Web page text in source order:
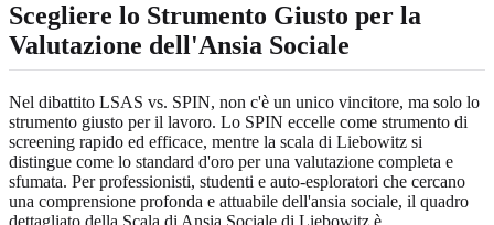
Scegliere lo Strumento Giusto per la
Valutazione dell'Ansia Sociale
Nel dibattito LSAS vs. SPIN, non c'è un unico vincitore, ma solo lo
strumento giusto per il lavoro. Lo SPIN eccelle come strumento di
screening rapido ed efficace, mentre la scala di Liebowitz si
distingue come lo standard d'oro per una valutazione completa e
sfumata. Per professionisti, studenti e auto-esploratori che cercano
una comprensione profonda e attuabile dell'ansia sociale, il quadro
dettagliato della Scala di Ansia Sociale di Liebowitz è